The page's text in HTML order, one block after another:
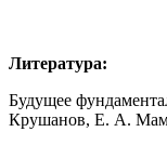
Литература:
Будущее
Крушанов, Е. А.